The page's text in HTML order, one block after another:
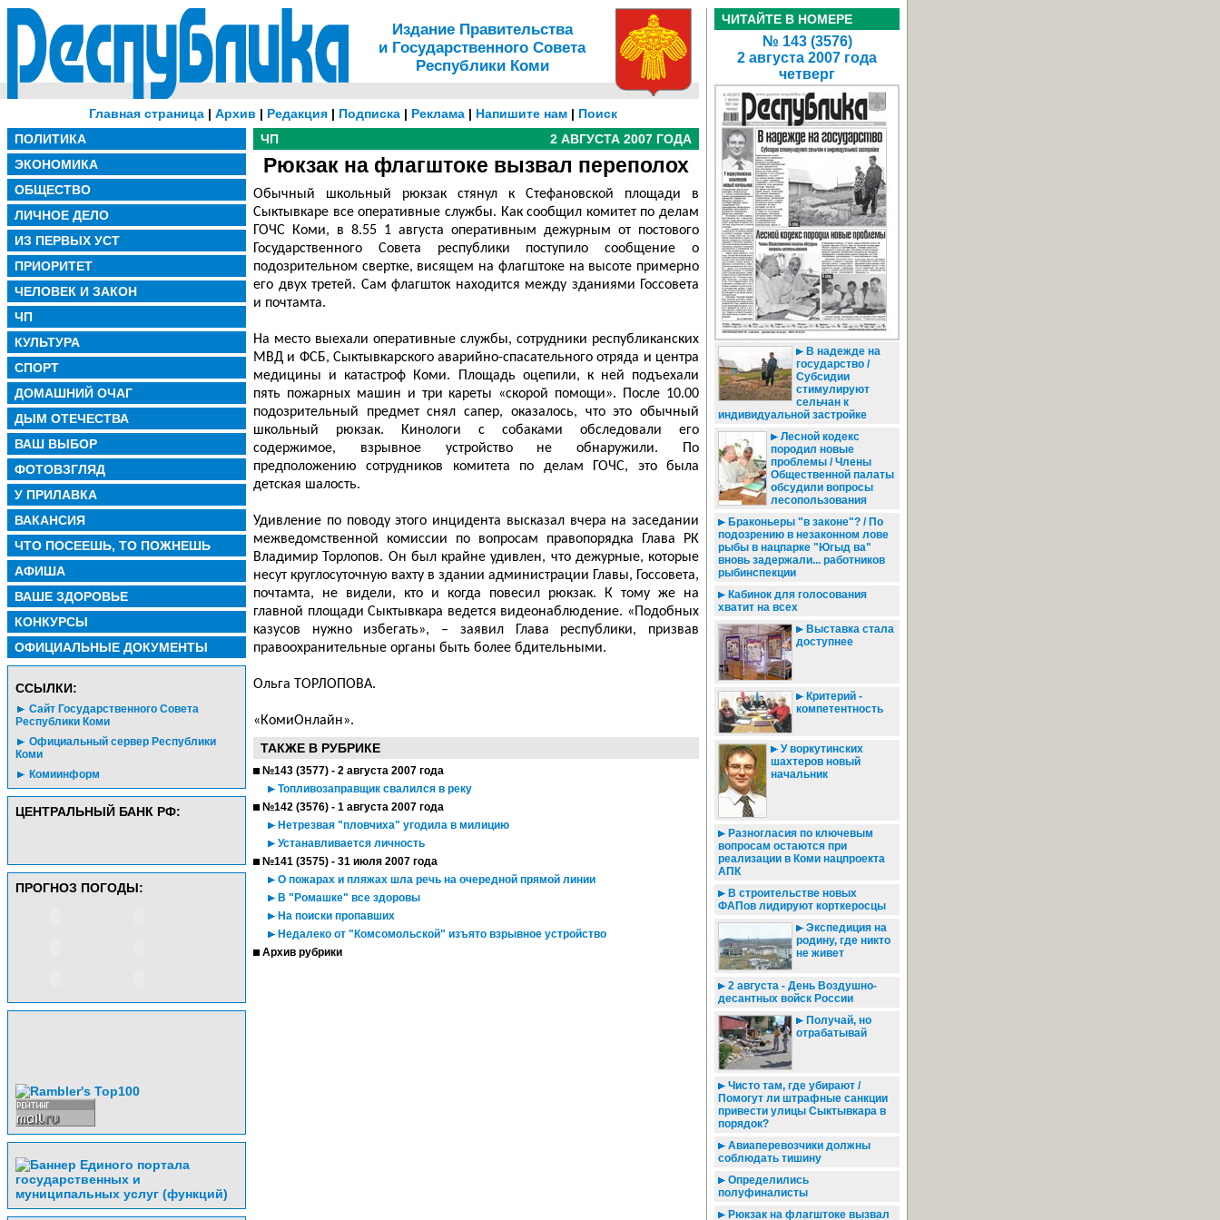
Издание Правительства
и Государственного Совета
Республики Коми
Главная страница | Архив | Редакция | Подписка | Реклама | Напишите нам | Поиск
ПОЛИТИКА
ЭКОНОМИКА
ОБЩЕСТВО
ЛИЧНОЕ ДЕЛО
ИЗ ПЕРВЫХ УСТ
ПРИОРИТЕТ
ЧЕЛОВЕК И ЗАКОН
ЧП
КУЛЬТУРА
СПОРТ
ДОМАШНИЙ ОЧАГ
ДЫМ ОТЕЧЕСТВА
ВАШ ВЫБОР
ФОТОВЗГЛЯД
У ПРИЛАВКА
ВАКАНСИЯ
ЧТО ПОСЕЕШЬ, ТО ПОЖНЕШЬ
АФИША
ВАШЕ ЗДОРОВЬЕ
КОНКУРСЫ
ОФИЦИАЛЬНЫЕ ДОКУМЕНТЫ
CСЫЛКИ:
Сайт Государственного Совета
Республики Коми
Официальный сервер Республики
Коми
Комиинформ
ЦЕНТРАЛЬНЫЙ БАНК РФ:
ПРОГНОЗ ПОГОДЫ:
ЧП 2 АВГУСТА 2007 ГОДА
Рюкзак на флагштоке вызвал переполох
Обычный школьный рюкзак стянул к Стефановской площади в
Сыктывкаре все оперативные службы. Как сообщил комитет по делам
ГОЧС Коми, в 8.55 1 августа оперативным дежурным от постового
Государственного Совета республики поступило сообщение о
подозрительном свертке, висящем на флагштоке на высоте примерно
его двух третей. Сам флагшток находится между зданиями Госсовета
и почтамта.
На место выехали оперативные службы, сотрудники республиканских
МВД и ФСБ, Сыктывкарского аварийно-спасательного отряда и центра
медицины и катастроф Коми. Площадь оцепили, к ней подъехали
пять пожарных машин и три кареты «скорой помощи». После 10.00
подозрительный предмет снял сапер, оказалось, что это обычный
школьный рюкзак. Кинологи с собаками обследовали его
содержимое, взрывное устройство не обнаружили. По
предположению сотрудников комитета по делам ГОЧС, это была
детская шалость.
Удивление по поводу этого инцидента высказал вчера на заседании
межведомственной комиссии по вопросам правопорядка Глава РК
Владимир Торлопов. Он был крайне удивлен, что дежурные, которые
несут круглосуточную вахту в здании администрации Главы, Госсовета,
почтамта, не видели, кто и когда повесил рюкзак. К тому же на
главной площади Сыктывкара ведется видеонаблюдение. «Подобных
казусов нужно избегать», – заявил Глава республики, призвав
правоохранительные органы быть более бдительными.
Ольга ТОРЛОПОВА.
«КомиОнлайн».
ТАКЖЕ В РУБРИКЕ
№143 (3577) - 2 августа 2007 года
Топливозаправщик свалился в реку
№142 (3576) - 1 августа 2007 года
Нетрезвая "пловчиха" угодила в милицию
Устанавливается личность
№141 (3575) - 31 июля 2007 года
О пожарах и пляжах шла речь на очередной прямой линии
В "Ромашке" все здоровы
На поиски пропавших
Недалеко от "Комсомольской" изъято взрывное устройство
Архив рубрики
ЧИТАЙТЕ В НОМЕРЕ
№ 143 (3576)
2 августа 2007 года
четверг
В надежде на
государство /
Субсидии
стимулируют
сельчан к
индивидуальной застройке
Лесной кодекс
породил новые
проблемы / Члены
Общественной палаты
обсудили вопросы
лесопользования
Браконьеры "в законе"? / По
подозрению в незаконном лове
рыбы в нацпарке "Югыд ва"
вновь задержали... работников
рыбинспекции
Кабинок для голосования
хватит на всех
Выставка стала
доступнее
Критерий -
компетентность
У воркутинских
шахтеров новый
начальник
Разногласия по ключевым
вопросам остаются при
реализации в Коми нацпроекта
АПК
В строительстве новых
ФАПов лидируют корткеросцы
Экспедиция на
родину, где никто
не живет
2 августа - День Воздушно-
десантных войск России
Получай, но
отрабатывай
Чисто там, где убирают /
Помогут ли штрафные санкции
привести улицы Сыктывкара в
порядок?
Авиаперевозчики должны
соблюдать тишину
Определились
полуфиналисты
Рюкзак на флагштоке вызвал